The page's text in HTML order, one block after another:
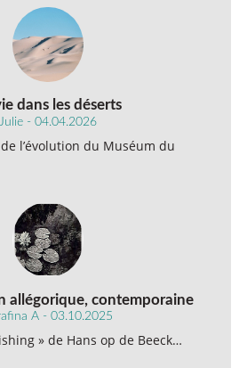
dans les déserts
Julie - 04.04.2026
l’évolution du Muséum du
allégorique, contemporaine
A - 03.10.2025
» de Hans op de Beeck…